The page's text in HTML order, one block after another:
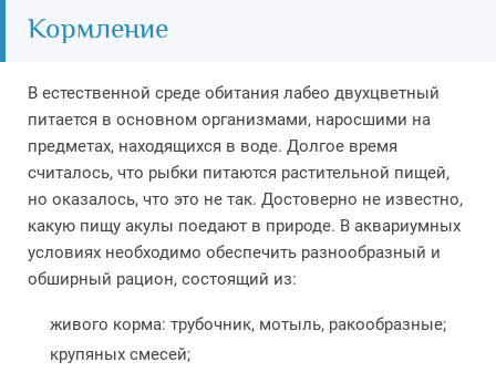
Кормление
В естественной среде обитания лабео двухцветный
питается в основном организмами, наросшими на
предметах, находящихся в воде. Долгое время
считалось, что рыбки питаются растительной пищей,
но оказалось, что это не так. Достоверно не известно,
какую пищу акулы поедают в природе. В аквариумных
условиях необходимо обеспечить разнообразный и
обширный рацион, состоящий из:
живого корма: трубочник, мотыль, ракообразные;
крупяных смесей;